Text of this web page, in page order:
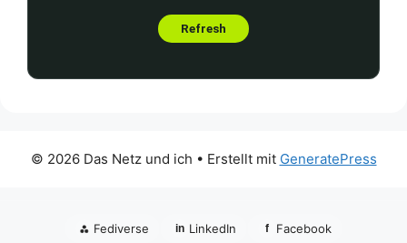
© 2026 Das Netz und ich • Erstellt mit GeneratePress
⁂ Fediverse in LinkedIn f Facebook